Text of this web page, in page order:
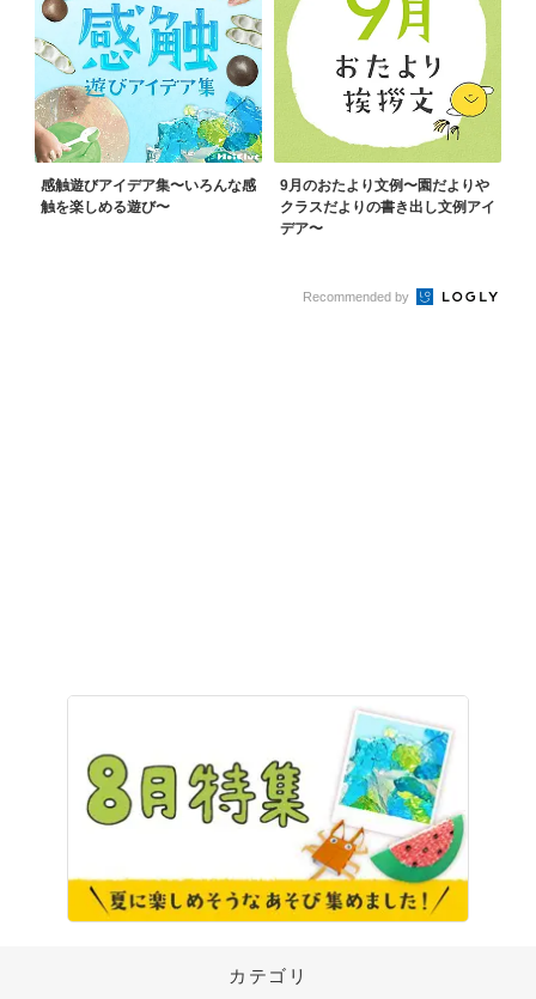
感触遊びアイデア集〜いろんな感
触を楽しめる遊び〜
9月のおたより文例〜園だよりや
クラスだよりの書き出し文例アイ
デア〜
Recommended by
カテゴリ